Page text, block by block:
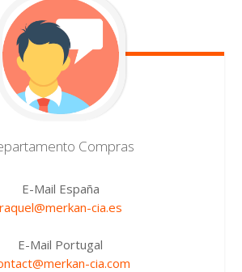
Compras
E-Mail España
raquel@merkan-cia.es
E-Mail Portugal
cia.com